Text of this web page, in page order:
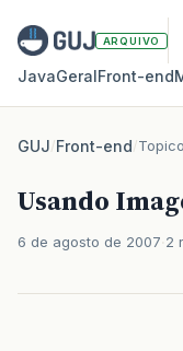
ARQUIVO
JavaGeralFront‑end
GUJ/Front-end/Topico
Usando
6 de agosto de 2007 2